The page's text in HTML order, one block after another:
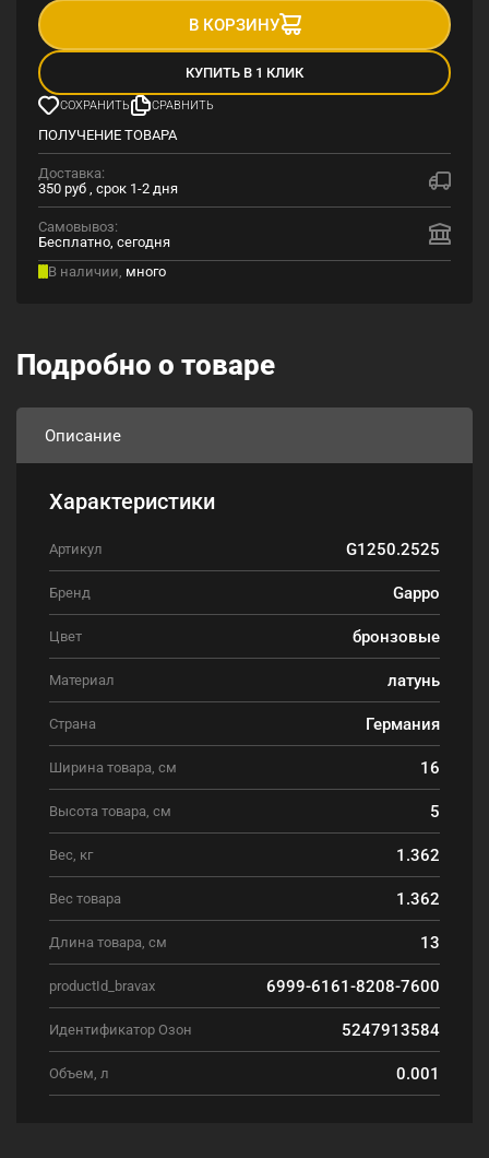
В КОРЗИНУ
КУПИТЬ В 1 КЛИК
СОХРАНИТЬ СРАВНИТЬ
ПОЛУЧЕНИЕ ТОВАРА
Доставка:
350 руб , срок 1-2 дня
Самовывоз:
Бесплатно, сегодня
В наличии, много
Подробно о товаре
Описание
Характеристики
Артикул G1250.2525
Бренд Gappo
Цвет бронзовые
Материал латунь
Страна Германия
Ширина товара, см 16
Высота товара, см 5
Вес, кг 1.362
Вес товара 1.362
Длина товара, см 13
productId_bravax 6999-6161-8208-7600
Идентификатор Озон 5247913584
Объем, л 0.001